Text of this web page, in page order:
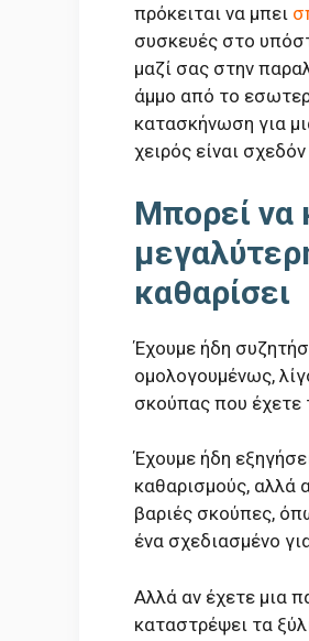
πρόκειται να μπει
συσκευές στο
μαζί σας στην
άμμο από το
κατασκήνωση για
χειρός είναι
Μπορεί να
καθαρίσει
Έχουμε ήδη
ομολογουμένως,
σκούπας που έχετε
Έχουμε ήδη
καθαρισμούς, αλλά
βαριές σκούπες,
ένα σχεδιασμένο
Αλλά αν έχετε μια
καταστρέψει τα